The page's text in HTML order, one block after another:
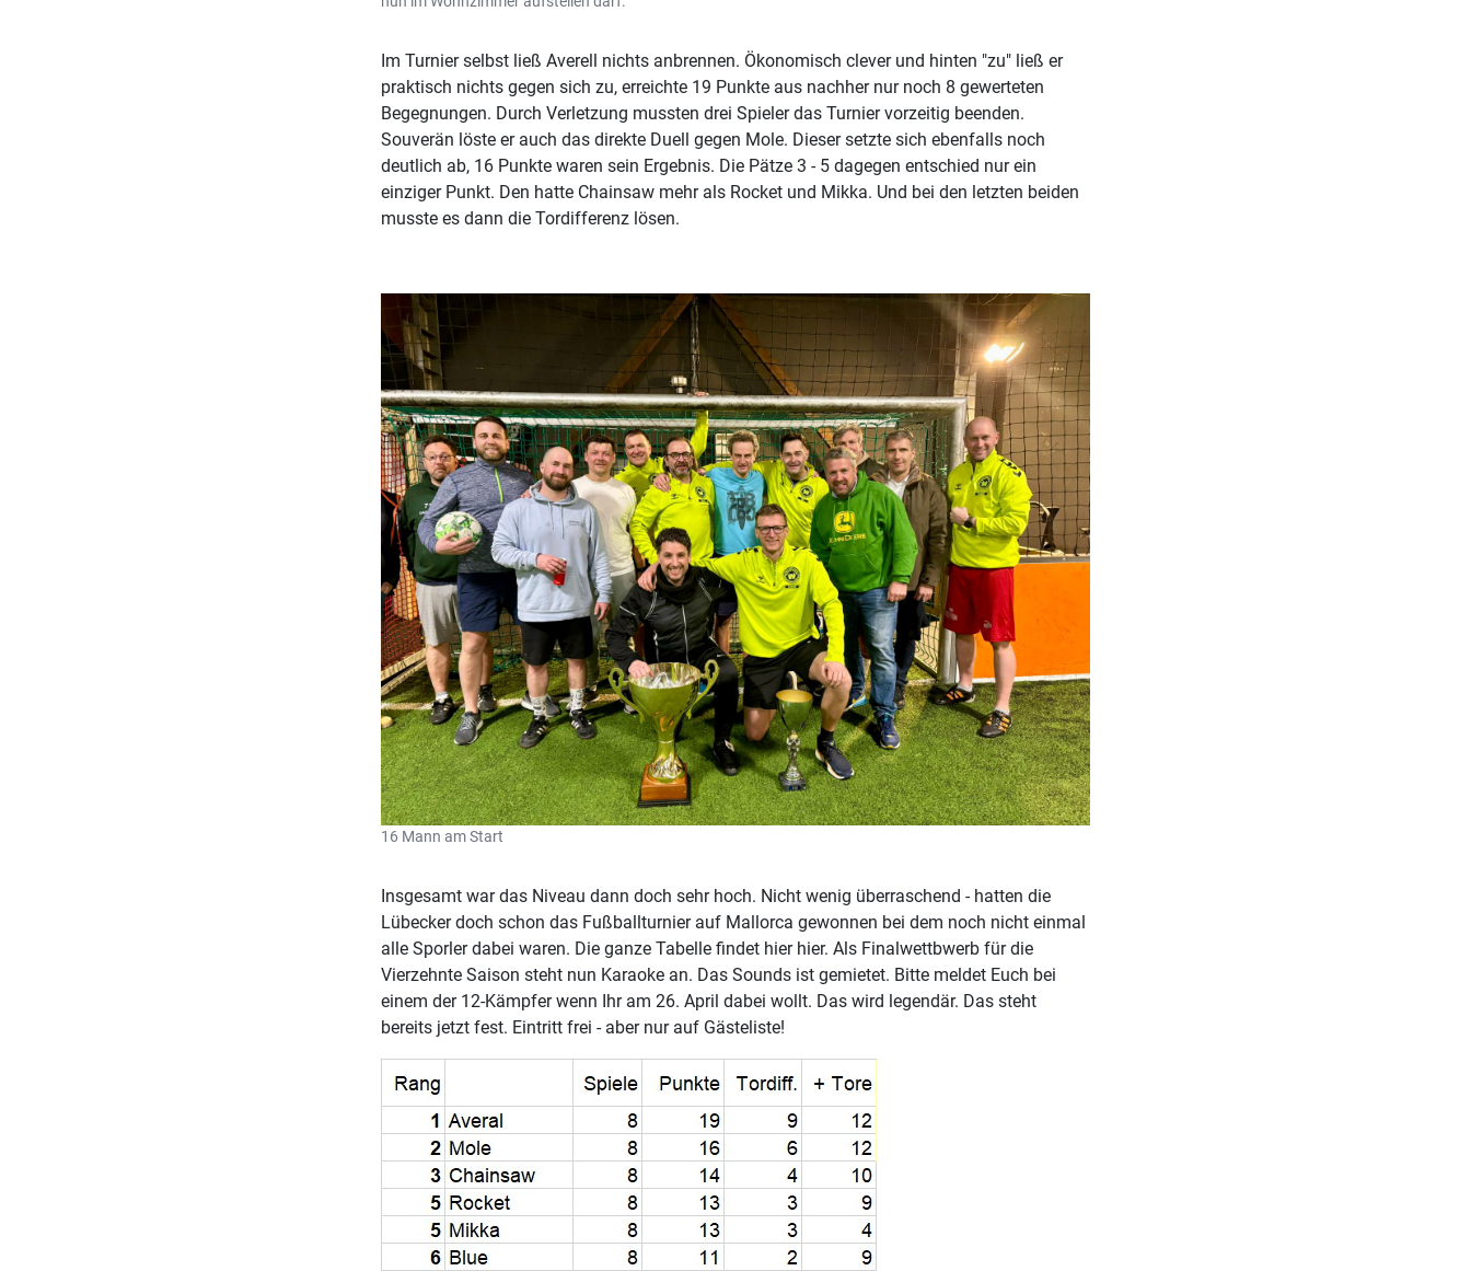
Im Turnier selbst ließ Averell nichts anbrennen. Ökonomisch clever und hinten "zu" ließ er
praktisch nichts gegen sich zu, erreichte 19 Punkte aus nachher nur noch 8 gewerteten
Begegnungen. Durch Verletzung mussten drei Spieler das Turnier vorzeitig beenden.
Souverän löste er auch das direkte Duell gegen Mole. Dieser setzte sich ebenfalls noch
deutlich ab, 16 Punkte waren sein Ergebnis. Die Pätze 3 - 5 dagegen entschied nur ein
einziger Punkt. Den hatte Chainsaw mehr als Rocket und Mikka. Und bei den letzten beiden
musste es dann die Tordifferenz lösen.
16 Mann am Start
Insgesamt war das Niveau dann doch sehr hoch. Nicht wenig überraschend - hatten die
Lübecker doch schon das Fußballturnier auf Mallorca gewonnen bei dem noch nicht einmal
alle Sporler dabei waren. Die ganze Tabelle findet hier hier. Als Finalwettbwerb für die
Vierzehnte Saison steht nun Karaoke an. Das Sounds ist gemietet. Bitte meldet Euch bei
einem der 12-Kämpfer wenn Ihr am 26. April dabei wollt. Das wird legendär. Das steht
bereits jetzt fest. Eintritt frei - aber nur auf Gästeliste!